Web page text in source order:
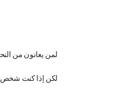
لمن يعانون من
لكن إذا كنت شخص